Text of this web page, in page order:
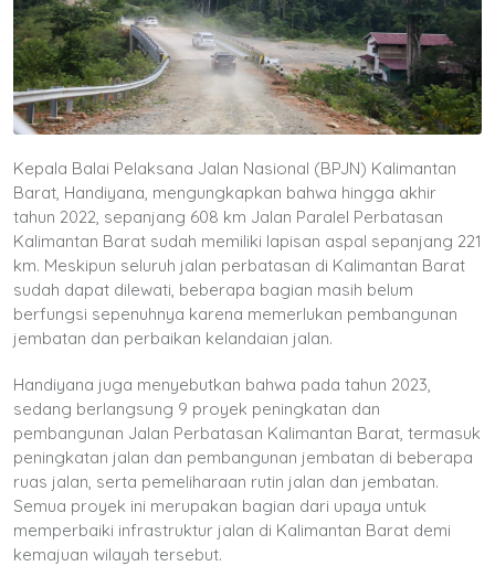
Kepala Balai Pelaksana Jalan Nasional (BPJN) Kalimantan
Barat, Handiyana, mengungkapkan bahwa hingga akhir
tahun 2022, sepanjang 608 km Jalan Paralel Perbatasan
Kalimantan Barat sudah memiliki lapisan aspal sepanjang 221
km. Meskipun seluruh jalan perbatasan di Kalimantan Barat
sudah dapat dilewati, beberapa bagian masih belum
berfungsi sepenuhnya karena memerlukan pembangunan
jembatan dan perbaikan kelandaian jalan.
Handiyana juga menyebutkan bahwa pada tahun 2023,
sedang berlangsung 9 proyek peningkatan dan
pembangunan Jalan Perbatasan Kalimantan Barat, termasuk
peningkatan jalan dan pembangunan jembatan di beberapa
ruas jalan, serta pemeliharaan rutin jalan dan jembatan.
Semua proyek ini merupakan bagian dari upaya untuk
memperbaiki infrastruktur jalan di Kalimantan Barat demi
kemajuan wilayah tersebut.